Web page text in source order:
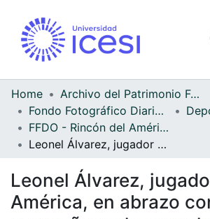
Home
Archivo del Patrimonio Fotográfico y Fílmico del Valle del Cauca
Fondo Fotográfico Diario Occidente
FFDO - Rincón del América - Patrimonial
Leonel Álvarez, jugador del América, en abrazo con sus compañeros tras anotación
Leonel Álvarez,
América, en abrazo